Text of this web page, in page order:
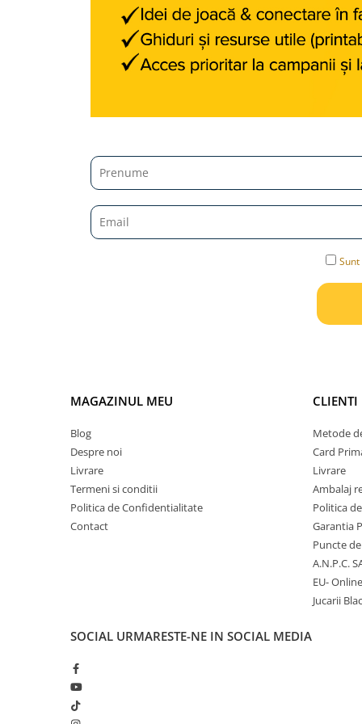
Articole pentru colectionari
Monede si Bancnote Autentice din
Micii colectionari
Animalele Planetei
Castelul Medieval
Colectia Barbie Jocul de-a Moda
Colectia insecte din lumea
Pe urmele dinozaurilor
Camera copilului
MAGAZINUL MEU
Blog
Despre noi
Livrare
Termeni si conditii
Politica de Confidentialitate
Contact
CLIENTI
Metode
Card
Livrare
Ambalaj
Politica
Garantia
Puncte
A.N.P.C.
EU-
Jucarii
SOCIAL URMARESTE-NE IN SOCIAL MEDIA